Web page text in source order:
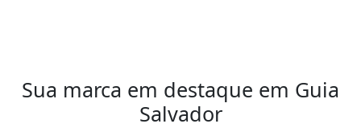
Sua marca em destaque em Guia
Salvador